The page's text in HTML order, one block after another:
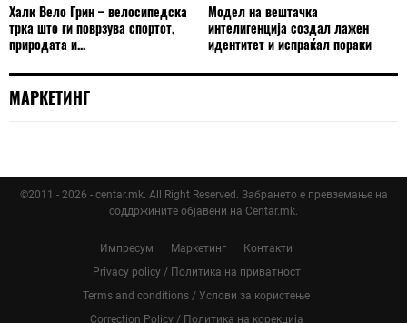
Халк Вело Грин – велосипедска
трка што ги поврзува спортот,
природата и...
Модел на вештачка
интелигенција создал лажен
идентитет и испраќал пораки
МАРКЕТИНГ
©2011 - 2026 - centar.mk. All Right Reserved. Забрането е превземање на
соддржините објавени на Centar.mk.
Импресум Маркетинг
Контакти
Privacy policy / Политика на приватност
Terms and conditions / Услови за користење
Correction Policy / Политика на корекција